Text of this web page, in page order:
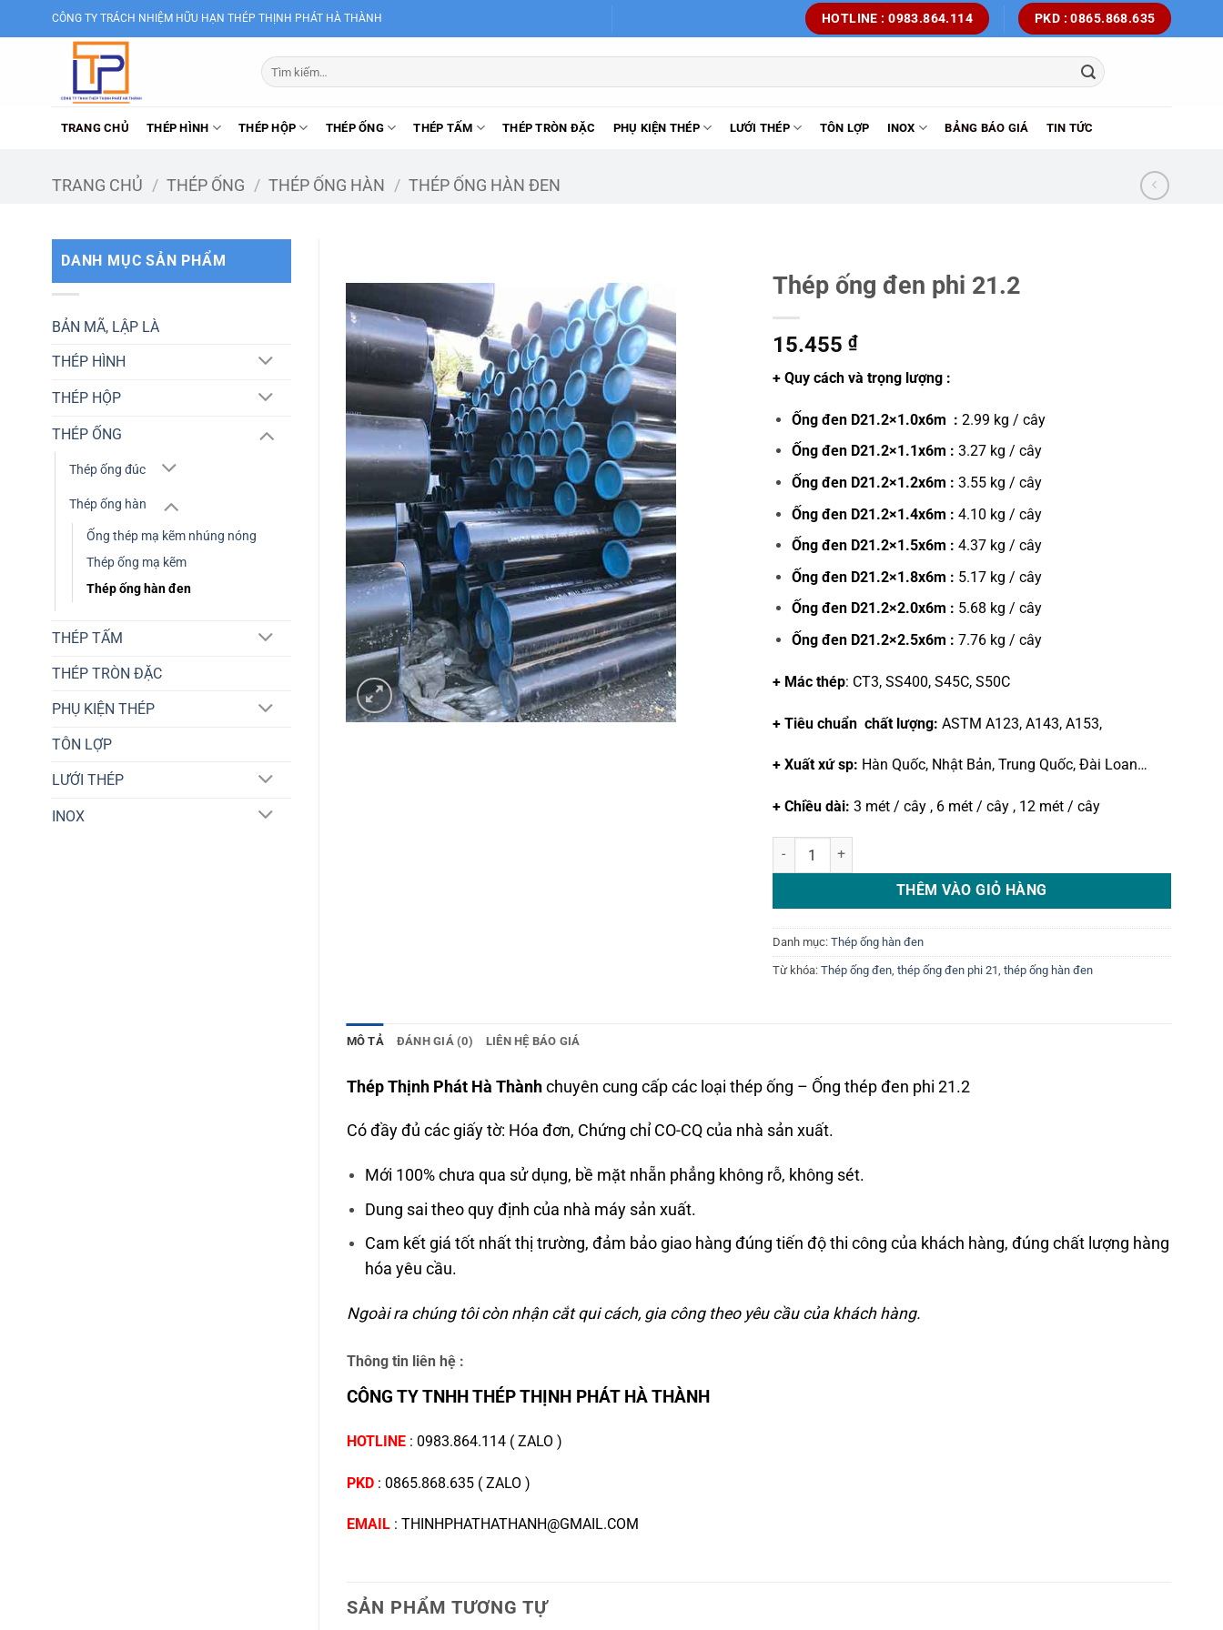
qua
CÔNG TY TRÁCH NHIỆM HỮU HẠN THÉP THỊNH PHÁT HÀ THÀNH HOTLINE : 0983.864.114 PKD : 0865.868.635
Tìm
kiếm:
TRANG CHỦ THÉP HÌNH THÉP HỘP THÉP ỐNG THÉP TẤM THÉP TRÒN ĐẶC PHỤ KIỆN THÉP LƯỚI THÉP TÔN LỢP INOX BẢNG BÁO GIÁ TIN TỨC
TRANG CHỦ / THÉP ỐNG / THÉP ỐNG HÀN / THÉP ỐNG HÀN ĐEN
DANH MỤC SẢN PHẨM
BẢN MÃ, LẬP LÀ
THÉP HÌNH
THÉP HỘP
THÉP ỐNG
Thép ống đúc
Thép ống hàn
Ống thép mạ kẽm nhúng nóng
Thép ống mạ kẽm
Thép ống hàn đen
THÉP TẤM
THÉP TRÒN ĐẶC
PHỤ KIỆN THÉP
TÔN LỢP
LƯỚI THÉP
INOX
Thép ống đen phi 21.2
15.455 ₫
+ Quy cách và trọng lượng :
Ống đen D21.2×1.0x6m : 2.99 kg / cây
Ống đen D21.2×1.1x6m : 3.27 kg / cây
Ống đen D21.2×1.2x6m : 3.55 kg / cây
Ống đen D21.2×1.4x6m : 4.10 kg / cây
Ống đen D21.2×1.5x6m : 4.37 kg / cây
Ống đen D21.2×1.8x6m : 5.17 kg / cây
Ống đen D21.2×2.0x6m : 5.68 kg / cây
Ống đen D21.2×2.5x6m : 7.76 kg / cây
+ Mác thép: CT3, SS400, S45C, S50C
+ Tiêu chuẩn chất lượng: ASTM A123, A143, A153,
+ Xuất xứ sp: Hàn Quốc, Nhật Bản, Trung Quốc, Đài Loan…
+ Chiều dài: 3 mét / cây , 6 mét / cây , 12 mét / cây
Thép ống đen phi 21.2 số lượng
THÊM VÀO GIỎ HÀNG
Danh mục: Thép ống hàn đen
Từ khóa: Thép ống đen, thép ống đen phi 21 thép ống hàn đen
MÔ TẢ ĐÁNH GIÁ (0) LIÊN HỆ BÁO GIÁ
Thép Thịnh Phát Hà Thànhchuyên cung cấp các loại thép ống – Ống thép đen phi 21.2
Có đầy đủ các giấy tờ: Hóa đơn, Chứng chỉ CO-CQ của nhà sản xuất.
Mới 100% chưa qua sử dụng, bề mặt nhẵn phẳng không rỗ, không sét.
Dung sai theo quy định của nhà máy sản xuất.
Cam kết giá tốt nhất thị trường, đảm bảo giao hàng đúng tiến độ thi công của khách hàng, đúng chất lượng hàng
hóa yêu cầu.
Ngoài ra chúng tôi còn nhận cắt qui cách, gia công theo yêu cầu của khách hàng.
Thông tin liên hệ :
CÔNG TY TNHH THÉP THỊNH PHÁT HÀ THÀNH
HOTLINE : 0983.864.114( ZALO )
PKD: 0865.868.635( ZALO )
EMAIL : THINHPHATHATHANH@GMAIL.COM
SẢN PHẨM TƯƠNG TỰ